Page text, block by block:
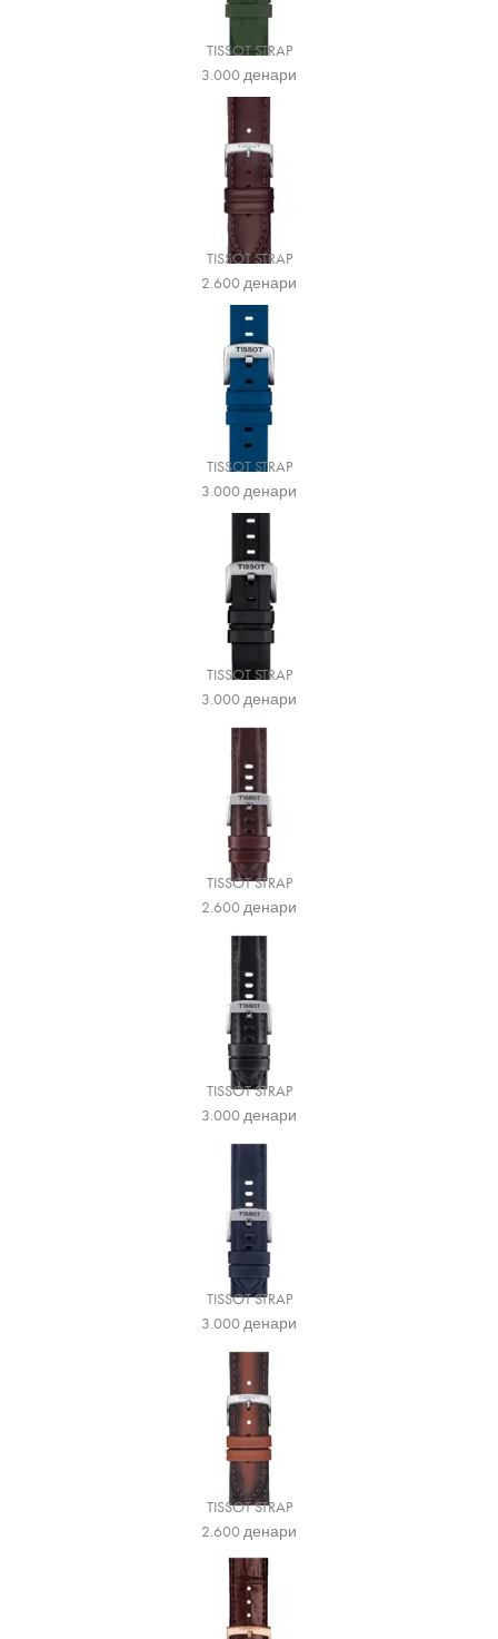
TISSOT STRAP
3.000денари
TISSOT STRAP
2.600денари
TISSOT STRAP
3.000денари
TISSOT STRAP
3.000денари
TISSOT STRAP
2.600денари
TISSOT STRAP
3.000денари
TISSOT STRAP
3.000денари
TISSOT STRAP
2.600денари